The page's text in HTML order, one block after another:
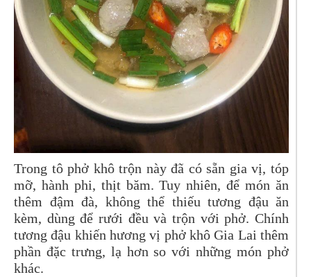
Trong tô phở khô trộn này đã có sẵn gia vị, tóp
mỡ, hành phi, thịt băm. Tuy nhiên, để món ăn
thêm đậm đà, không thể thiếu tương đậu ăn
kèm, dùng để rưới đều và trộn với phở. Chính
tương đậu khiến hương vị phở khô Gia Lai thêm
phần đặc trưng, lạ hơn so với những món phở
khác.